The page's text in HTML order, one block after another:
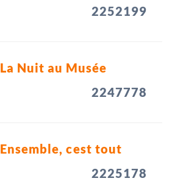
2252199
La Nuit au Musée
2247778
Ensemble, cest tout
2225178